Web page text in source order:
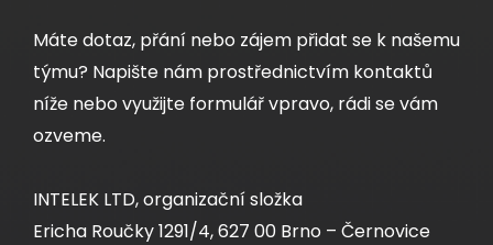
Máte dotaz, přání nebo zájem přidat se k našemu
týmu? Napište nám prostřednictvím kontaktů
níže nebo využijte formulář vpravo, rádi se vám
ozveme.
INTELEK LTD, organizační složka
Ericha Roučky 1291/4, 627 00 Brno – Černovice